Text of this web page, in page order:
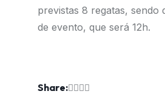
previstas 8 regatas,
de evento, que será 12h.
Share: